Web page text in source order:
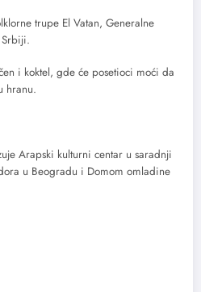
trupe El Vatan, Generalne
Srbiji.
i koktel, gde će posetioci moći da
hranu.
Arapski kulturni centar u saradnji
u Beogradu i Domom omladine